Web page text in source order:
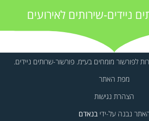
ניידים-שירותים לאירועים
מפת האתר
הצהרת נגישות
נבנה על-ידיבנאדם